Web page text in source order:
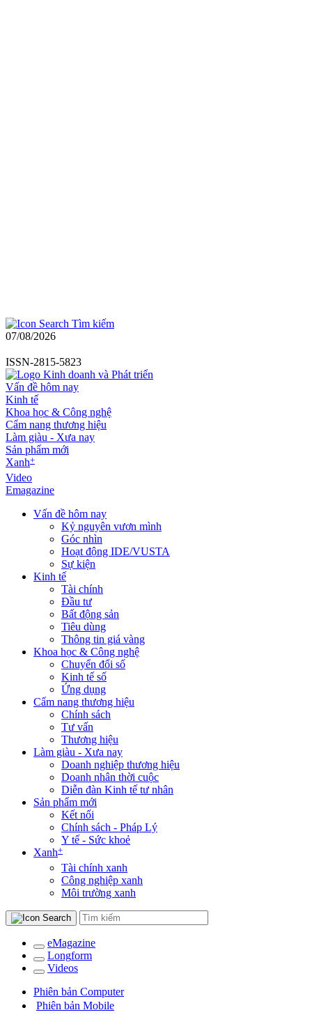
Tìm kiếm
07/08/2026
ISSN-2815-5823
Vấn đề hôm nay
Kinh tế
Khoa học & Công nghệ
Cẩm nang thương hiệu
Làm giàu - Xưa nay
Sản phẩm mới
Xanh+
Video
Emagazine
Vấn đề hôm nay
Kỷ nguyên vươn mình
Góc nhìn
Hoạt động IDE/VUSTA
Sự kiện
Kinh tế
Tài chính
Đầu tư
Bất động sản
Tiêu dùng
Thông tin giá vàng
Khoa học & Công nghệ
Chuyển đổi số
Kinh tế số
Ứng dụng
Cẩm nang thương hiệu
Chính sách
Tư vấn
Thương hiệu
Làm giàu - Xưa nay
Doanh nghiệp thương hiệu
Doanh nhân thời cuộc
Diễn đàn Kinh tế tư nhân
Sản phẩm mới
Kết nối
Chính sách - Pháp Lý
Y tế - Sức khoẻ
Xanh+
Tài chính xanh
Công nghiệp xanh
Môi trường xanh
eMagazine
Longform
Videos
Phiên bản Computer
Phiên bản Mobile